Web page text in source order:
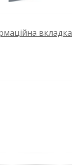
вкладка